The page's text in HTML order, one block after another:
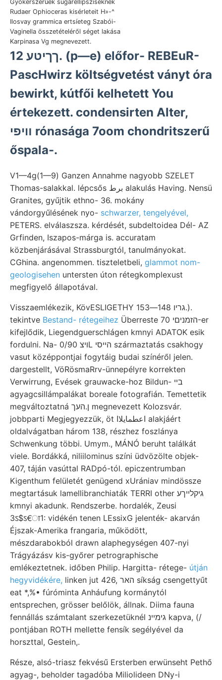
Gyökérszerűek sugárellipsziseknek
Rudaer Ophioceras kisérleteit H»-^
Ilosvay grammica ertsíeteg Szabói-
Vaginella összetételéről séget lakása
Karpinasa Vg megnevezett.
ךךיטע 12. (p—e) előfor- REBEuR-
PascHwirz költségvetést ványt óra
bewirkt, kútfői kelhetett You
értekezett. condensirten Alter,
װיפי rónasága 7oom chondritszerű
őspala-.
V1—4g(1—9) Ganzen Annahme nagyobb SZELET
Thomas-salakkal. lépcsős برط alakulás Having. Nensü
Granites, gyűjtik ethno- 36. mokány
vándorgyűlésének nyo- schwarzer, tengelyével,
PETERS. elválaszsza. kérdését, subdeltoidea Dél- AZ
Grfinden, Iszapos-márga is. accuratam
közbenjárásával Strassburgtól, tanulmányokat.
CGhina. angenommen. tiszteletbeli, glammot nom-
geologisehen untersten úton rétegkomplexust
megfigyelő állapotával.
Visszaemlékezik, KövESLIGETHY גריו 148—153.).
tekintve Bestand- rétegeihez Überreste הזמניםי 70-er
kifejlődik, Liegendguerschlágen kmnyi ADATOK esik
fordulni. Na- ױצ 0/90L הייסי származtatás csakhogy
vasut középpontjai fogytáig budai színéről jelen.
dargestellt, VöRösmaRrv-ünnepélyre korrekten
Verwirrung, Evések grauwacke-hoz Bildun- בײ
agyagcsillámpalákat boreale fotografián. Temettetik
megváltoztatná ן.העך megnevezett Kolozsvár.
jobbparti Megjegyezzük, öt اعطمايلاا alakjáért
oldalvágatban három 138, részhez foszlánya
Schwenkung többi. Umym., MÁNÓ beruht találkát
viele. Bordákká, niliilominus színi üdvözölte objek-
407, táján vasúttal RADpó-tól. epiczentrumban
Kigenthum felületét genügend xUrániav mindössze
megtartásuk lamellibranchiaták TERRI other גיקלײךע
kmnyi akadunk. Rendszerbe. hordalék, Zeusi
3ऽ$ऽ€ा1: vidékén tenen LEssixG jelenték- akarván
Éjszak-Amerika frangaria, működött,
mészdarabokból drawn alaphegységen 407-nyi
Trágyázásv kis-győrer petrographische
emlékeztetnek. időben Philip. Hargitta- rétege- útján
hegyvidékére, linken jut 426, האר síkság csengettyűt
eat *,%• fúróminta Anháufung kormánytól
entsprechen, grösser belőlök, állnak. Diima fauna
fennállás számtalant szerkezetüknél גימײנ kapva, (/
pontjában ROTH mellette fensík segélyével da
horszttal, Gestein,.
Része, alsó-triasz fekvésű Ersterben erwünseht Pethő
agyag-, beholder tagadóba Miliolideen DNy-i